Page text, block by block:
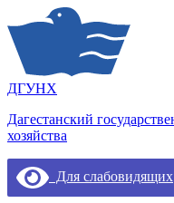
ДГУНХ
Дагестанский
хозяйства
Для слабовидящих